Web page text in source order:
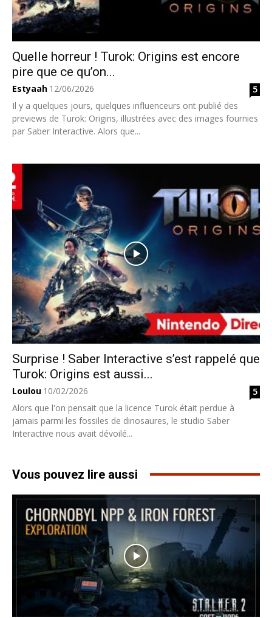
Quelle horreur ! Turok: Origins est encore
pire que ce qu’on...
Estyaah 12/06/2026
5
Il y a quelques jours, quelques influenceurs ont publié des
previews de Turok: Origins, illustrées avec des images fournies
par Saber Interactive. Alors que...
Surprise ! Saber Interactive s’est rappelé que
Turok: Origins est aussi...
Loulou 10/02/2026
5
Alors que l'on pensait que la licence Turok était perdue à
jamais parmi les fossiles de dinosaures, le studio Saber
Interactive nous avait dévoilé...
Vous pouvez lire aussi